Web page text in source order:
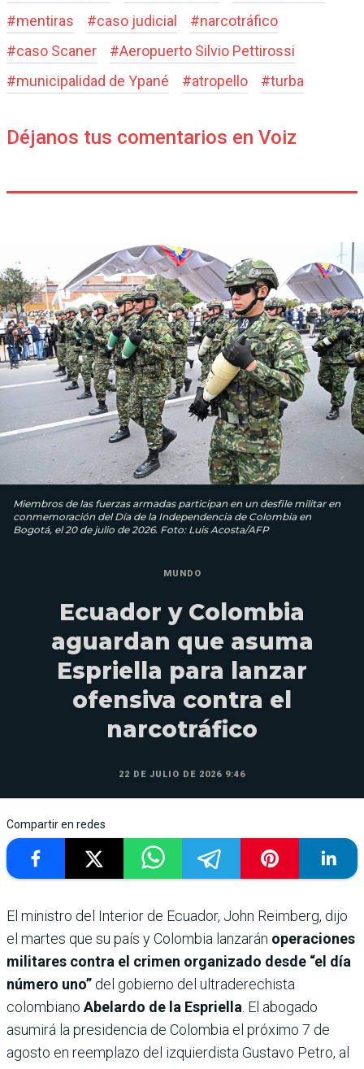
#mentiras #caso judicial #narcotráfico
#caso Scaner #Aeropuerto Silvio Pettirossi
#municipalidad de Ypané #atropello #turba
Déjanos tus comentarios en Voiz
Miembros de las fuerzas armadas participan en un desfile militar en
conmemoración del Día de la Independencia de Colombia en
Bogotá, el 20 de julio de 2026. Foto: Luis Acosta/AFP
MUNDO
Ecuador y Colombia
aguardan que asuma
Espriella para lanzar
ofensiva contra el
narcotráfico
22 DE JULIO DE 2026 9:46
Compartir en redes
El ministro del Interior de Ecuador, John Reimberg, dijo
el martes que su país y Colombia lanzarán operaciones
militares contra el crimen organizado desde “el día
número uno” del gobierno del ultraderechista
colombiano Abelardo de la Espriella. El abogado
asumirá la presidencia de Colombia el próximo 7 de
agosto en reemplazo del izquierdista Gustavo Petro, al